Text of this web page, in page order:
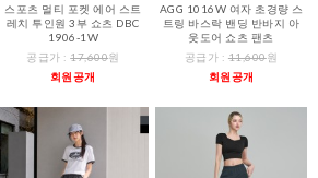
스포츠 멀티 포켓 에어 스트
레치 투인원 3부 쇼츠 DBC
1906-1W
공급가 :17,600원
회원공개
AGG 1016W 여자 초경량 스
트링 바스락 밴딩 반바지 아
웃도어 쇼츠 팬츠
공급가 : 11,600원
회원공개